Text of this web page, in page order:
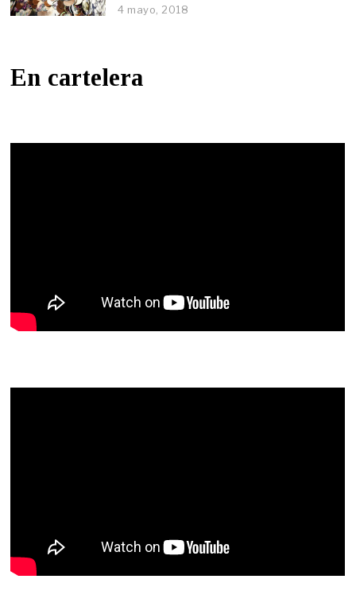
4 mayo, 2018
En cartelera